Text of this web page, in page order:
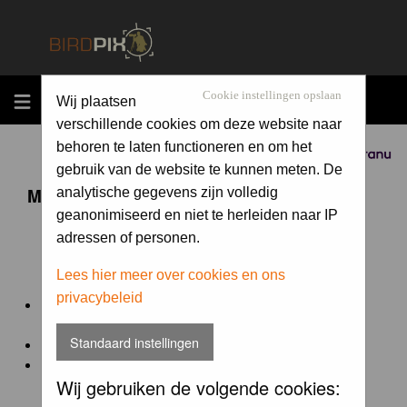
MENU
Sponsored by
Cookie instellingen opslaan
Wij plaatsen
verschillende cookies om deze website naar
behoren te laten functioneren en om het
gebruik van de website te kunnen meten. De
analytische gegevens zijn volledig
geanonimiseerd en niet te herleiden naar IP
adressen of personen.
Lees hier meer over cookies en ons
privacybeleid
Standaard instellingen
Wij gebruiken de volgende cookies:
Maandopdracht 'lentekriebels'
De maandopdracht van Birdpix is een competitie voor
en door de Birdpix fotografen community:
Het onderwerp van de opdracht wordt bepaald door de
winnaar van de laatste maandopdracht
De community nomineert de winnaar.
Geregistreerde gebruikers van Birdpix kunnen onder
deze voorwaardendeelnemen.